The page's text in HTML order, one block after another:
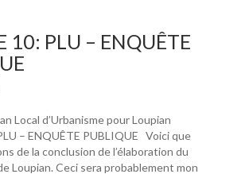
er
10: PLU – ENQUÊTE
Local d’Urbanisme pour Loupian
– ENQUÊTE PUBLIQUE Voici que
de la conclusion de l’élaboration du
Loupian. Ceci sera probablement mon